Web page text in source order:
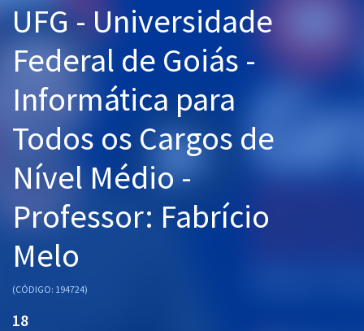
Cursos 20% OFF
Pós
Graduação
OAB
Mentorias
Questões grátis
UFG - Universidade
Federal de Goiás -
Informática para
Todos os Cargos de
Nível Médio -
Professor: Fabrício
Melo
(CÓDIGO: 194724)
18